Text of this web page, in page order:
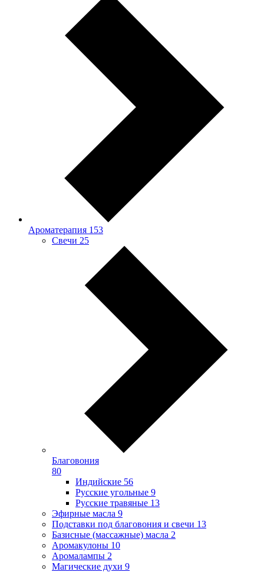
Ароматерапия 153
Свечи 25
Благовония
80
Индийские 56
Русские угольные 9
Русские травяные 13
Эфирные масла 9
Подставки под благовония и свечи 13
Базисные (массажные) масла 2
Аромакулоны 10
Аромалампы 2
Магические духи 9